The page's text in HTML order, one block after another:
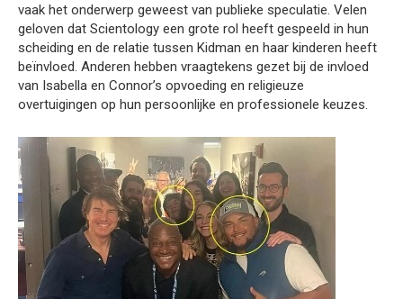
vaak het onderwerp geweest van publieke speculatie. Velen
geloven dat Scientology een grote rol heeft gespeeld in hun
scheiding en de relatie tussen Kidman en haar kinderen heeft
beïnvloed. Anderen hebben vraagtekens gezet bij de invloed
van Isabella en Connor’s opvoeding en religieuze
overtuigingen op hun persoonlijke en professionele keuzes.